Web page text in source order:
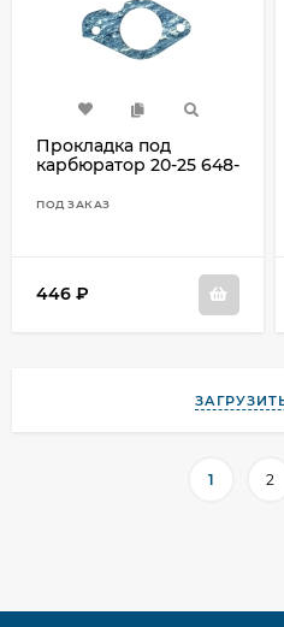
Прокладка под
карбюратор 20-25 648-
ПОД ЗАКАЗ
446 ₽
1 2